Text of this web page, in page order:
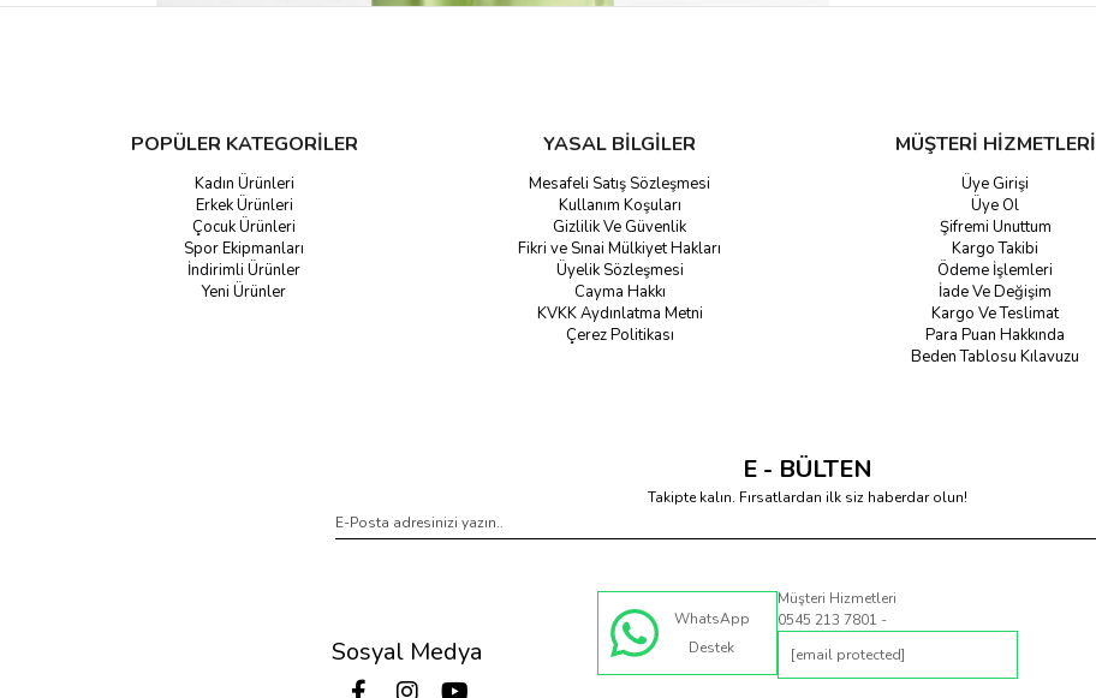
POPÜLER KATEGORİLER
Kadın Ürünleri
Erkek Ürünleri
Çocuk Ürünleri
Spor Ekipmanları
İndirimli Ürünler
Yeni Ürünler
YASAL BİLGİLER
Mesafeli Satış Sözleşmesi
Kullanım Koşuları
Gizlilik Ve Güvenlik
Fikri ve Sınai Mülkiyet Hakları
Üyelik Sözleşmesi
Cayma Hakkı
KVKK Aydınlatma Metni
Çerez Politikası
MÜŞTERİ HİZMETLERİ
Üye Girişi
Üye Ol
Şifremi Unuttum
Kargo Takibi
Ödeme İşlemleri
İade Ve Değişim
Kargo Ve Teslimat
Para Puan Hakkında
Beden Tablosu Kılavuzu
E - BÜLTEN
Takipte kalın. Fırsatlardan ilk siz haberdar olun!
Sosyal Medya
WhatsApp
Destek
Müşteri Hizmetleri
0545 213 7801 -
[email protected]